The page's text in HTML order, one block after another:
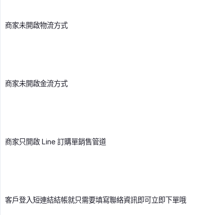
商家未開啟物流方式
商家未開啟金流方式
商家只開啟 Line 訂購單銷售管道
客戶登入短連結結帳就只需要填寫聯絡資訊即可立即下單哦